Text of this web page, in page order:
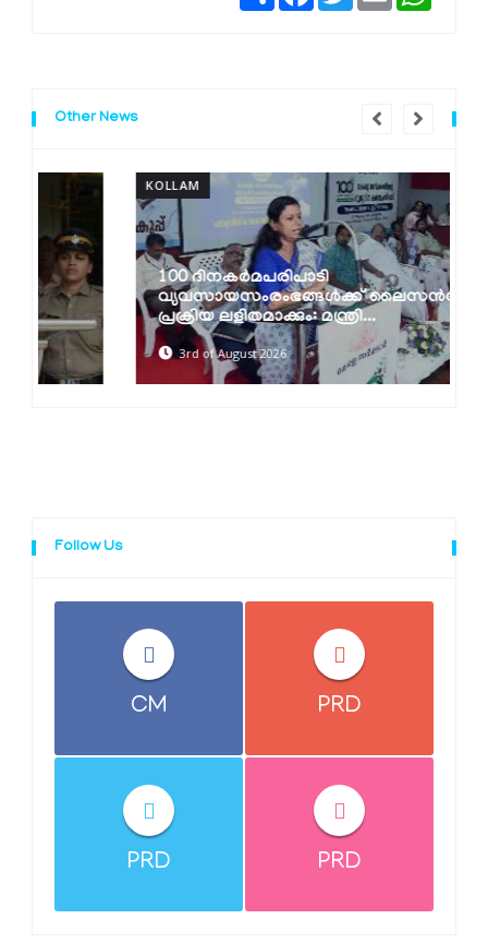
Other News
100 ദിനകര്‍മപരിപാടി
വ്യവസായസംരംഭങ്ങള്‍ക്ക് ലൈസന്‍സ്
പ്രക്രിയ ലളിതമാക്കും: മന്ത്രി...
3rd of August 2026
Follow Us
CM PRD
PRD PRD